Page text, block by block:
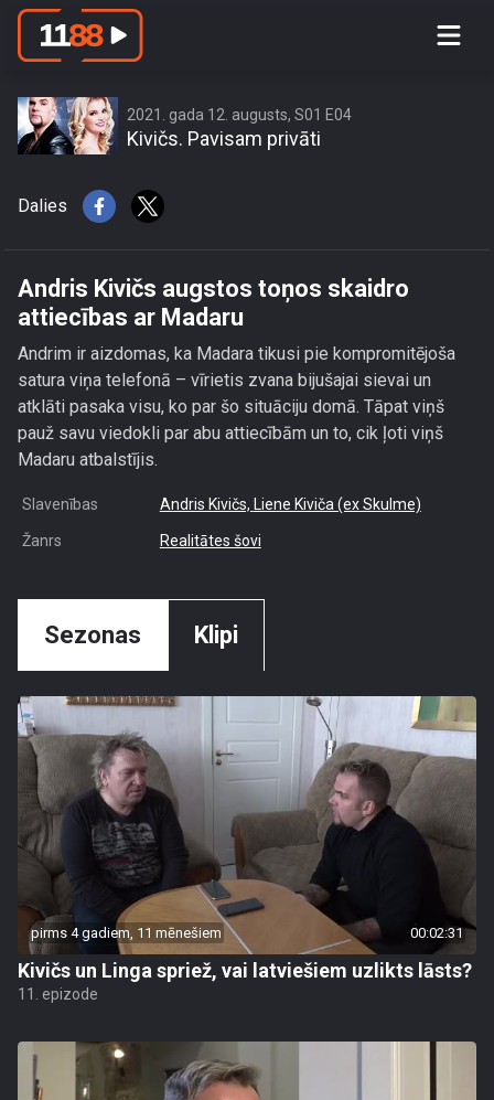
Andris Kivičs augstos toņos skaidro
2021. gada 12. augusts, S01 E04
Kivičs. Pavisam privāti
Dalies
Andris Kivičs augstos toņos skaidro
attiecības ar Madaru
Andrim ir aizdomas, ka Madara tikusi pie kompromitējoša
satura viņa telefonā – vīrietis zvana bijušajai sievai un
atklāti pasaka visu, ko par šo situāciju domā. Tāpat viņš
pauž savu viedokli par abu attiecībām un to, cik ļoti viņš
Madaru atbalstījis.
Slavenības Andris Kivičs, Liene Kiviča (ex Skulme)
Žanrs Realitātes šovi
Sezonas Klipi
pirms 4 gadiem, 11 mēnešiem 00:02:31
Kivičs un Linga spriež, vai latviešiem uzlikts lāsts?
11. epizode